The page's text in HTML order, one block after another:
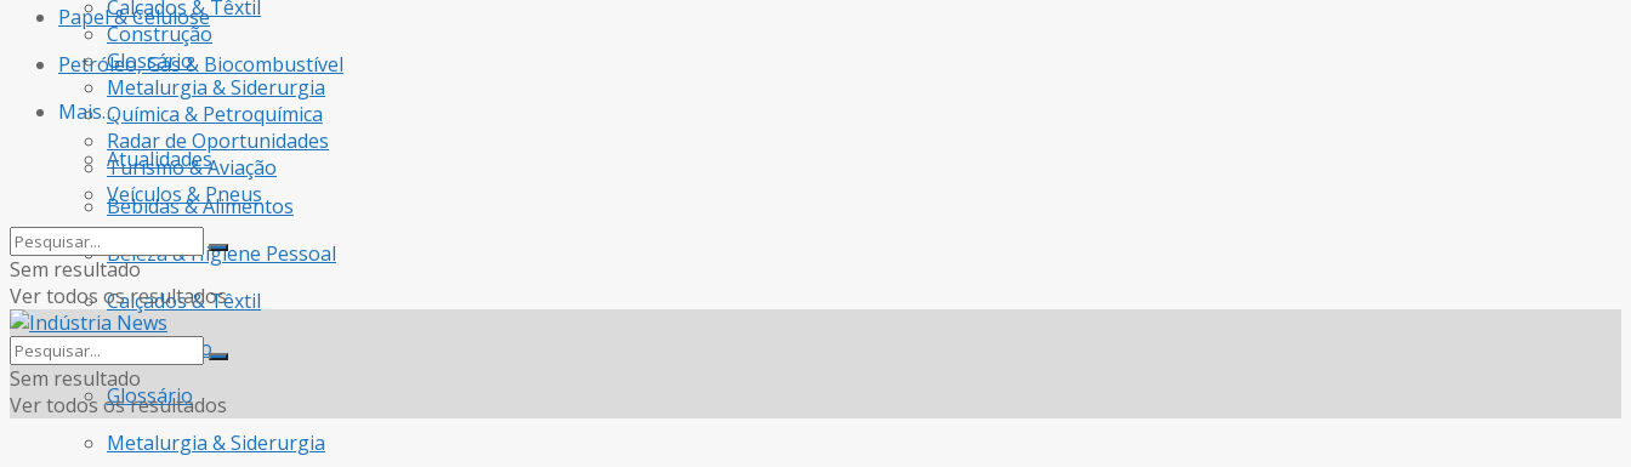
Papel & Celulose
Petróleo, Gás & Biocombustível
Mais…
Atualidades
Bebidas & Alimentos
Beleza & Higiene Pessoal
Calçados & Têxtil
Construção
Glossário
Metalurgia & Siderurgia
Calçados & Têxtil
Construção
Glossário
Metalurgia & Siderurgia
Química & Petroquímica
Radar de Oportunidades
Turismo & Aviação
Veículos & Pneus
Sem resultado
Ver todos os resultados
Sem resultado
Ver todos os resultados